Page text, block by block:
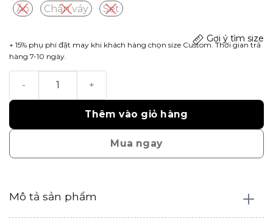
Áo Chân váy Set
+ 15% phụ phí đặt may khi khách hàng chọn size Custom. Thời gian trả
hàng 7-10 ngày.
Gợi ý tìm size
Thêm vào giỏ hàng
Mua ngay
Mô tả sản phẩm